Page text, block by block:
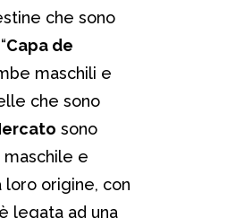
che sono
Capa de
maschili e
che sono
sono
e
loro origine, con
legata ad una